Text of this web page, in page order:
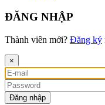
ĐĂNG NHẬP
Thành viên mới? Đăng ký
×
Đăng nhập